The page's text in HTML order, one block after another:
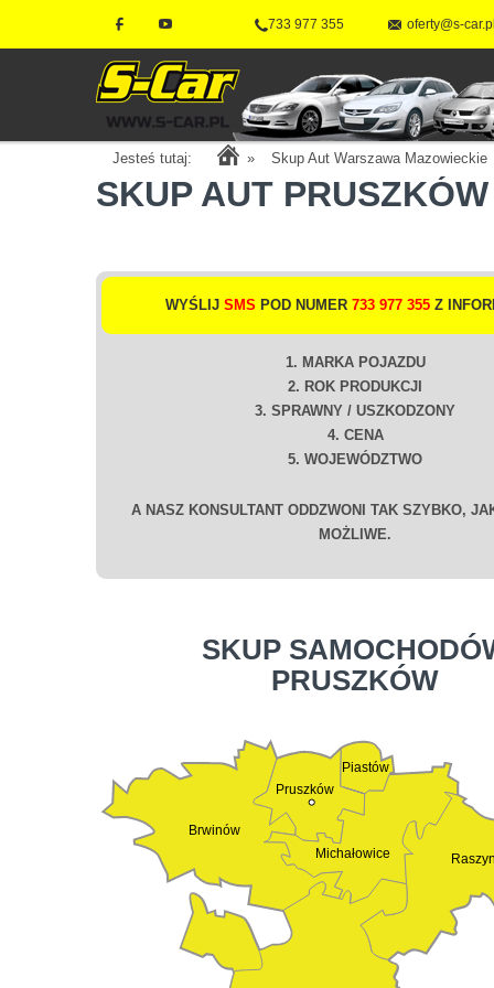
733 977 355 oferty@s-car.pl
Jesteś tutaj: » Skup Aut Warszawa Mazowieckie
SKUP AUT PRUSZKÓW
WYŚLIJ SMS POD NUMER 733 977 355Z
1. MARKA POJAZDU
2. ROK PRODUKCJI
3. SPRAWNY / USZKODZONY
4. CENA
5. WOJEWÓDZTWO
A NASZ KONSULTANT ODDZWONI TAK SZYBKO,
MOŻLIWE.
SKUP
PRUSZKÓW
Brwinów
Pruszków
Piastów
Michałowice Raszyn